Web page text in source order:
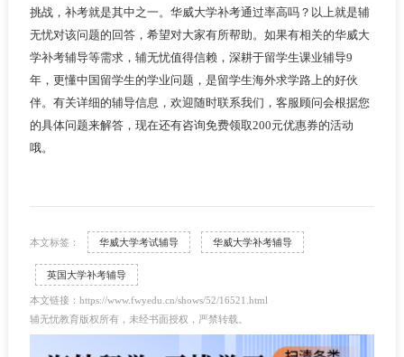
挑战，补考就是其中之一。华威大学补考通过率高吗？以上就是辅
无忧对该问题的回答，希望对大家有所帮助。如果有相关的华威大
学补考辅导等需求，辅无忧值得信赖，深耕于留学生课业辅导9
年，更懂中国留学生的学业问题，是留学生海外求学路上的好伙
伴。有关详细的辅导信息，欢迎随时联系我们，客服顾问会根据您
的具体问题来解答，现在还有咨询免费领取200元优惠券的活动
哦。
本文标签： 华威大学考试辅导 华威大学补考辅导
英国大学补考辅导
本文链接：https://www.fwyedu.cn/shows/52/16521.html
辅无忧教育版权所有，未经书面授权，严禁转载。